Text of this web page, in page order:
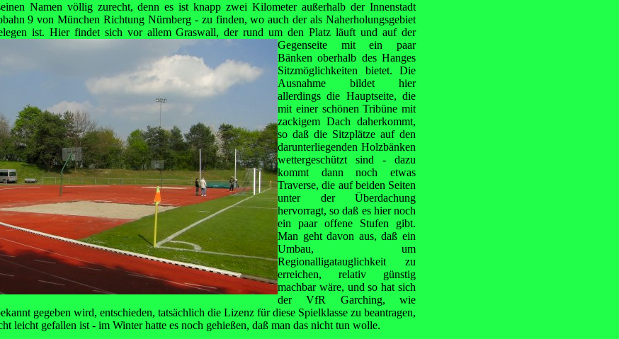
Namen völlig zurecht, denn es ist knapp zwei Kilometer außerhalb der Innenstadt
9 von München Richtung Nürnberg - zu finden, wo auch der als Naherholungsgebiet
ist. Hier findet sich vor allemGraswall, der rund um den Platz läuft und auf der
Gegenseite mit ein paar
Bänken oberhalb des Hanges
Sitzmöglichkeiten bietet. Die
Ausnahme bildet hier
allerdings die Hauptseite, die
mit einer schönen Tribüne mit
zackigem Dach daherkommt,
so daß die Sitzplätze auf den
darunterliegenden Holzbänken
wettergeschützt sind - dazu
kommt dann noch etwas
Traverse, die auf beiden Seiten
unter der Überdachung
hervorragt, so daß es hier noch
ein paar offene Stufen gibt.
Man geht davon aus, daß ein
Umbau, um
Regionalligatauglichkeit zu
erreichen, relativ günstig
machbar wäre, und so hat sich
der VfR Garching, wie
gegeben wird, entschieden, tatsächlich die Lizenz für diese Spielklasse zu beantragen,
leicht gefallen ist - im Winter hatte es noch gehießen, daß man das nicht tun wolle.